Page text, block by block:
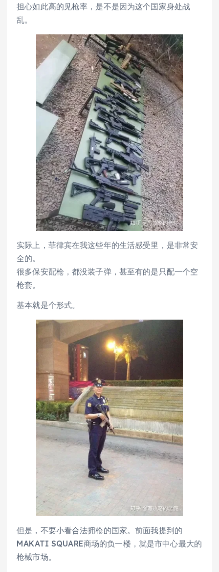
担心如此高的见枪率，是不是因为这个国家身处战
乱。
实际上，菲律宾在我这些年的生活感受里，是非常安
全的。
很多保安配枪，都没装子弹，甚至有的是只配一个空
枪套。
基本就是个形式。
但是，不要小看合法拥枪的国家。前面我提到的
MAKATI SQUARE商场的负一楼，就是市中心最大的
枪械市场。